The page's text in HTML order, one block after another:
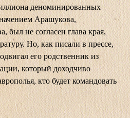
деноминированных
Арашукова,
был не согласен глава края,
Но, как писали в прессе,
его родственник из
который доходчиво
кто будет командовать